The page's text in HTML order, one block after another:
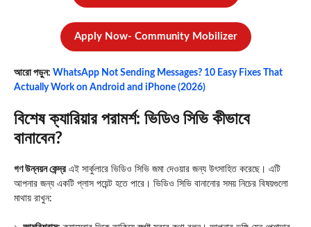
Apply Now- Community Mobilizer
আরো পড়ুন: WhatsApp Not Sending Messages? 10 Easy Fixes That
Actually Work on Android and iPhone (2026)
বিশেষ ক্যারিয়ার পরামর্শ: ভিডিও সিভি কীভাবে
বানাবেন?
গণ উন্নয়ন কেন্দ্র এই সার্কুলারে ভিডিও সিভি জমা দেওয়ার জন্য উৎসাহিত করেছে। এটি
আপনার জন্য একটি প্লাস পয়েন্ট হতে পারে। ভিডিও সিভি বানানোর সময় নিচের বিষয়গুলো
মাথায় রাখুন: